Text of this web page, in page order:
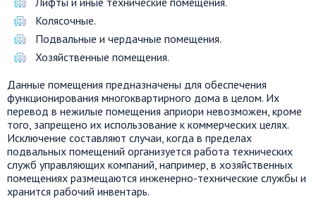
Колясочные.
Подвальные и чердачные помещения.
Хозяйственные помещения.
Данные помещения предназначены для обеспечения
функционирования многоквартирного дома в целом. Их
перевод в нежилые помещения априори невозможен, кроме
того, запрещено их использование к коммерческих целях.
Исключение составляют случаи, когда в пределах
подвальных помещений организуется работа технических
служб управляющих компаний, например, в хозяйственных
помещениях размещаются инженерно-технические службы и
хранится рабочий инвентарь.